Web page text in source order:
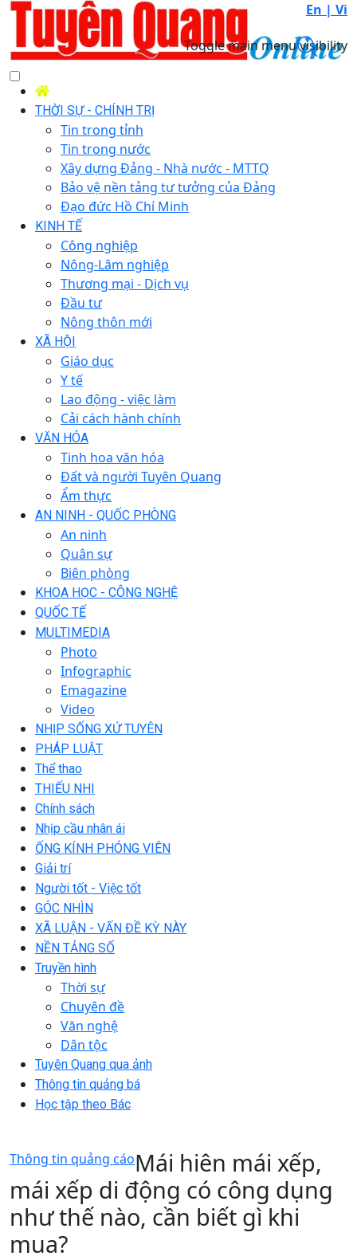
En | Vi
Toggle main menu visibility
THỜI SỰ - CHÍNH TRỊ
Tin trong tỉnh
Tin trong nước
Xây dựng Đảng - Nhà nước - MTTQ
Bảo vệ nền tảng tư tưởng của Đảng
Đạo đức Hồ Chí Minh
KINH TẾ
Công nghiệp
Nông-Lâm nghiệp
Thương mại - Dịch vụ
Đầu tư
Nông thôn mới
XÃ HỘI
Giáo dục
Y tế
Lao động - việc làm
Cải cách hành chính
VĂN HÓA
Tinh hoa văn hóa
Đất và người Tuyên Quang
Ẩm thực
AN NINH - QUỐC PHÒNG
An ninh
Quân sự
Biên phòng
KHOA HỌC - CÔNG NGHỆ
QUỐC TẾ
MULTIMEDIA
Photo
Infographic
Emagazine
Video
NHỊP SỐNG XỨ TUYÊN
PHÁP LUẬT
Thể thao
THIẾU NHI
Chính sách
Nhịp cầu nhân ái
ỐNG KÍNH PHÓNG VIÊN
Giải trí
Người tốt - Việc tốt
GÓC NHÌN
XÃ LUẬN - VẤN ĐỀ KỲ NÀY
NỀN TẢNG SỐ
Truyền hình
Thời sự
Chuyên đề
Văn nghệ
Dân tộc
Tuyên Quang qua ảnh
Thông tin quảng bá
Học tập theo Bác
Thông tin quảng cáoMái hiên mái xếp,
mái xếp di động có công dụng
như thế nào, cần biết gì khi
mua?